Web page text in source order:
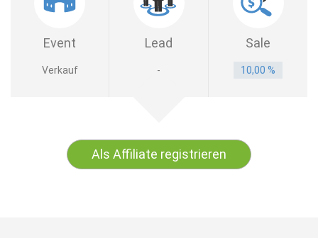
Event Lead Sale
Verkauf - 10,00 %
Als Affiliate registrieren